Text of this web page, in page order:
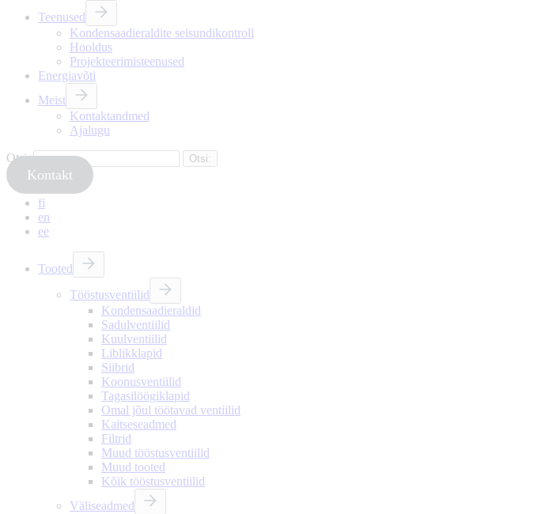
Teenused
Kondensaadieraldite seisundikontroll
Hooldus
Projekteerimisteenused
Energiavõti
Meist
Kontaktandmed
Ajalugu
Otsi:
Kontakt
fi
en
ee
Tooted
Tööstusventiilid
Kondensaadieraldid
Sadulventiilid
Kuulventiilid
Liblikklapid
Siibrid
Koonusventiilid
Tagasilöögiklapid
Omal jõul töötavad ventiilid
Kaitseseadmed
Filtrid
Muud tööstusventiilid
Muud tooted
Kõik tööstusventiilid
Väliseadmed